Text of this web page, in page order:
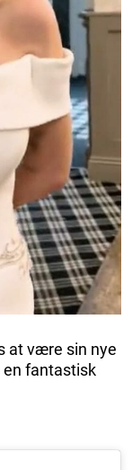
at være sin nye
en fantastisk